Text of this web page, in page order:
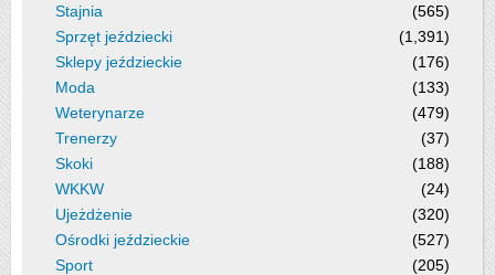
Stajnia
(565)
Sprzęt jeździecki
(1,391)
Sklepy jeździeckie
(176)
Moda
(133)
Weterynarze
(479)
Trenerzy
(37)
Skoki
(188)
WKKW
(24)
Ujeżdżenie
(320)
Ośrodki jeździeckie
(527)
Sport
(205)